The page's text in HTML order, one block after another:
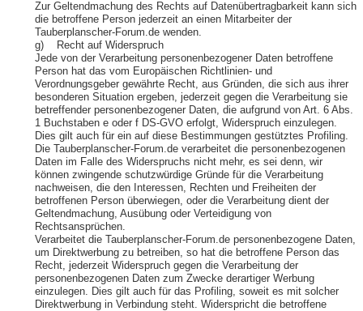
Zur Geltendmachung des Rechts auf Datenübertragbarkeit kann sich
die betroffene Person jederzeit an einen Mitarbeiter der
Tauberplanscher-Forum.de wenden.
g) Recht auf Widerspruch
Jede von der Verarbeitung personenbezogener Daten betroffene
Person hat das vom Europäischen Richtlinien- und
Verordnungsgeber gewährte Recht, aus Gründen, die sich aus ihrer
besonderen Situation ergeben, jederzeit gegen die Verarbeitung sie
betreffender personenbezogener Daten, die aufgrund von Art. 6 Abs.
1 Buchstaben e oder f DS-GVO erfolgt, Widerspruch einzulegen.
Dies gilt auch für ein auf diese Bestimmungen gestütztes Profiling.
Die Tauberplanscher-Forum.de verarbeitet die personenbezogenen
Daten im Falle des Widerspruchs nicht mehr, es sei denn, wir
können zwingende schutzwürdige Gründe für die Verarbeitung
nachweisen, die den Interessen, Rechten und Freiheiten der
betroffenen Person überwiegen, oder die Verarbeitung dient der
Geltendmachung, Ausübung oder Verteidigung von
Rechtsansprüchen.
Verarbeitet die Tauberplanscher-Forum.de personenbezogene Daten,
um Direktwerbung zu betreiben, so hat die betroffene Person das
Recht, jederzeit Widerspruch gegen die Verarbeitung der
personenbezogenen Daten zum Zwecke derartiger Werbung
einzulegen. Dies gilt auch für das Profiling, soweit es mit solcher
Direktwerbung in Verbindung steht. Widerspricht die betroffene